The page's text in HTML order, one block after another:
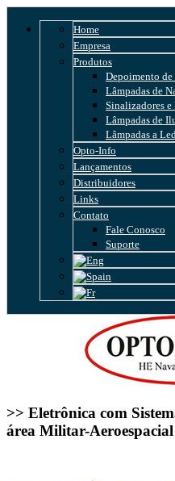
Home
Empresa
Produtos
Depoimento de
Lâmpadas de
Sinalizadores
Lâmpadas de
Lâmpadas a
Opto-Info
Lançamentos
Distribuidores
Links
Contato
Fale Conosco
Suporte
>> Eletrônica com
área Militar-